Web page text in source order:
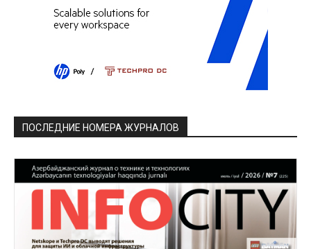
ПОСЛЕДНИЕ НОМЕРА ЖУРНАЛОВ